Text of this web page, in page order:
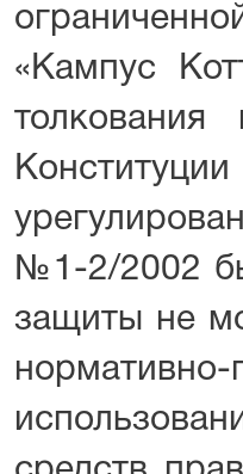
«Кампус
№1-2/2002
защиты не